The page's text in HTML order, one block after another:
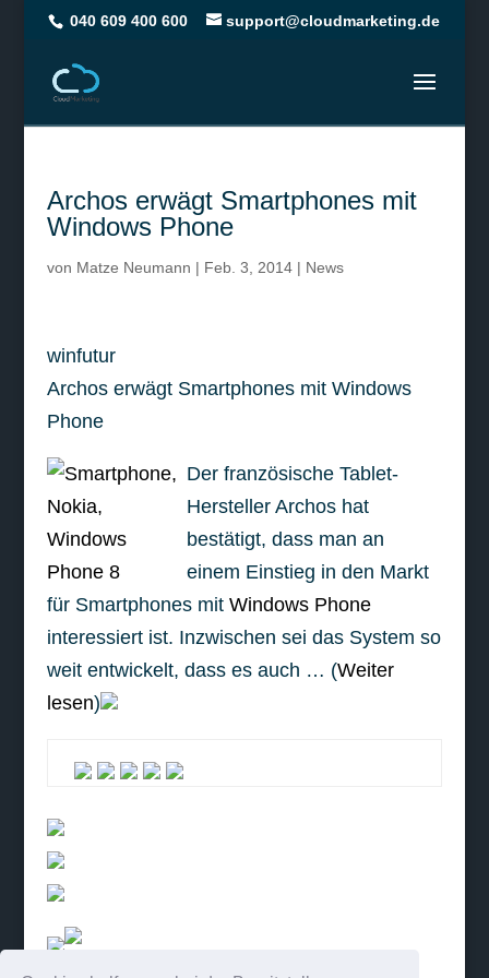
040 609 400 600 support@cloudmarketing.de
Archos erwägt Smartphones mit
Windows Phone
von Matze Neumann | Feb. 3, 2014| News
winfutur
Archos erwägt Smartphones mit Windows
Phone
Der französische Tablet-
Hersteller Archos hat
bestätigt, dass man an
einem Einstieg in den Markt
für Smartphones mit Windows Phone
interessiert ist. Inzwischen sei das System so
weit entwickelt, dass es auch … (Weiter
lesen)